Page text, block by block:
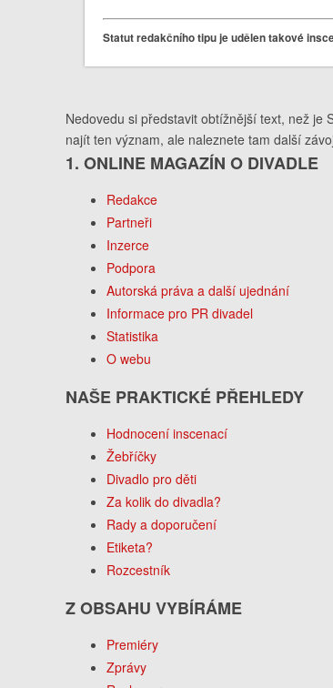
Statut redakčního tipu je udělen takové
Nedovedu si představit obtížnější text, než je
najít ten význam, ale naleznete tam další
1. ONLINE MAGAZÍN O DIVADLE
Redakce
Partneři
Inzerce
Podpora
Autorská práva a další ujednání
Informace pro PR divadel
Statistika
O webu
NAŠE PRAKTICKÉ PŘEHLEDY
Hodnocení inscenací
Žebříčky
Divadlo pro děti
Za kolik do divadla?
Rady a doporučení
Etiketa?
Rozcestník
Z OBSAHU VYBÍRÁME
Premiéry
Zprávy